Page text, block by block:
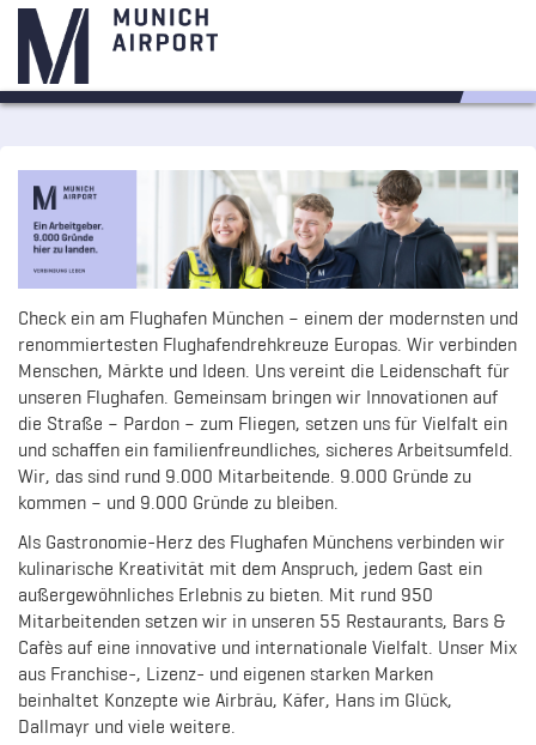
Check ein am Flughafen München – einem der modernsten und
renommiertesten Flughafendrehkreuze Europas. Wir verbinden
Menschen, Märkte und Ideen. Uns vereint die Leidenschaft für
unseren Flughafen. Gemeinsam bringen wir Innovationen auf
die Straße – Pardon – zum Fliegen, setzen uns für Vielfalt ein
und schaffen ein familienfreundliches, sicheres Arbeitsumfeld.
Wir, das sind rund 9.000 Mitarbeitende. 9.000 Gründe zu
kommen – und 9.000 Gründe zu bleiben.
Als Gastronomie-Herz des Flughafen Münchens verbinden wir
kulinarische Kreativität mit dem Anspruch, jedem Gast ein
außergewöhnliches Erlebnis zu bieten. Mit rund 950
Mitarbeitenden setzen wir in unseren 55 Restaurants, Bars &
Cafès auf eine innovative und internationale Vielfalt. Unser Mix
aus Franchise-, Lizenz- und eigenen starken Marken
beinhaltet Konzepte wie Airbräu, Käfer, Hans im Glück,
Dallmayr und viele weitere.